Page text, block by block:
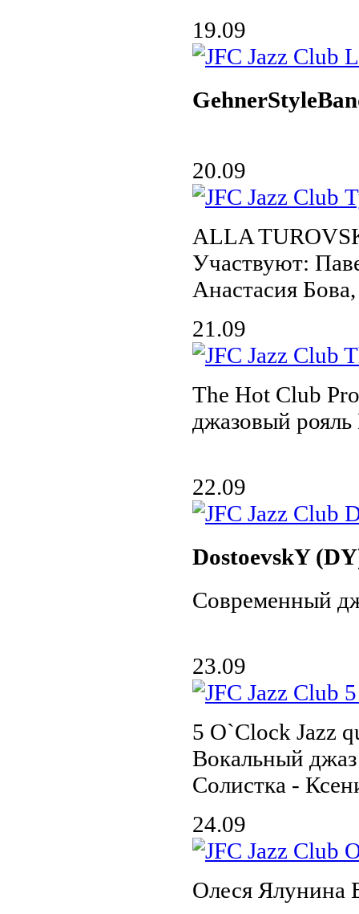
19.09
20.09
ALLA
Участвуют:
Анастасия
21.09
The Hot Club
джазовый
22.09
DostoevskY
Современный
23.09
5 O`Clock Jazz
Вокальный джаз
Солистка -
24.09
Олеся Ялунина